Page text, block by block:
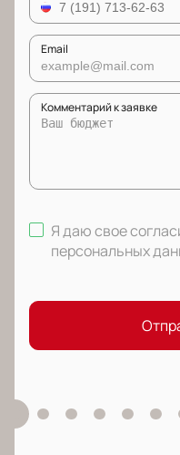
Email
Комментарий к заявке
Я даю свое
персональных